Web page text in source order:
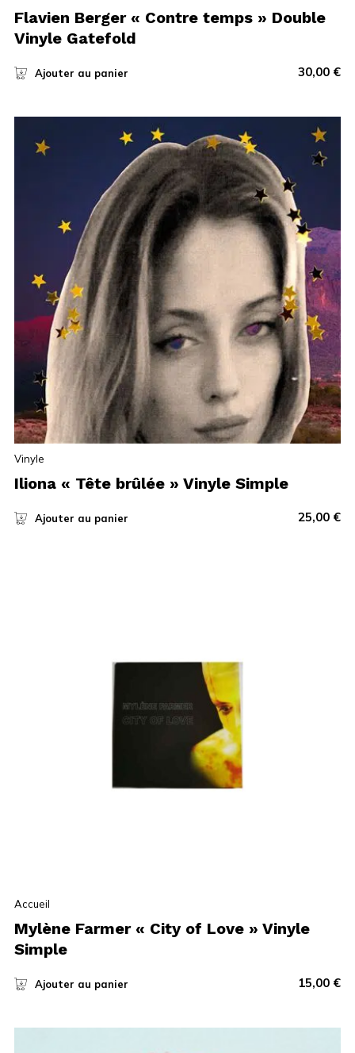
Flavien Berger « Contre temps » Double
Vinyle Gatefold
Ajouter au panier 30,00 €
Vinyle
Iliona « Tête brûlée » Vinyle Simple
Ajouter au panier 25,00 €
Accueil
Mylène Farmer « City of Love » Vinyle
Simple
Ajouter au panier 15,00 €